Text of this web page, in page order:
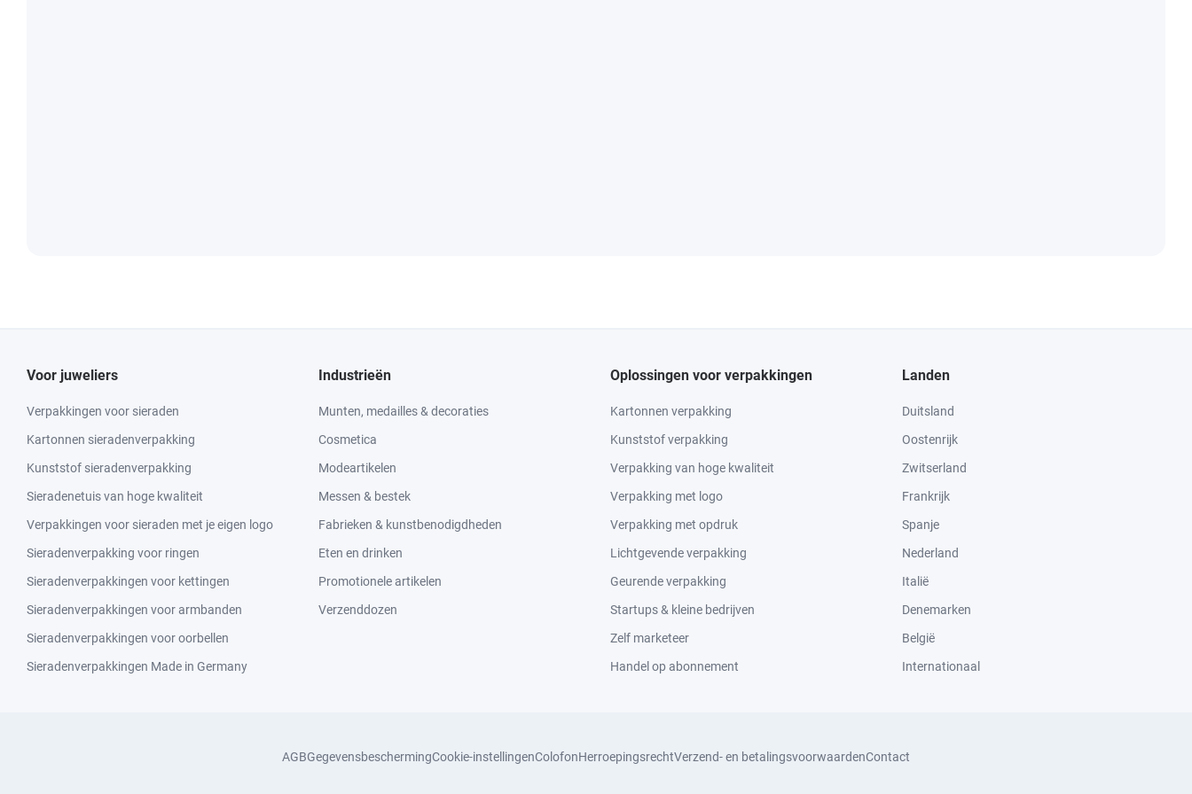
Voor juweliers
Verpakkingen voor sieraden
Kartonnen sieradenverpakking
Kunststof sieradenverpakking
Sieradenetuis van hoge kwaliteit
Verpakkingen voor sieraden met je eigen logo
Sieradenverpakking voor ringen
Sieradenverpakkingen voor kettingen
Sieradenverpakkingen voor armbanden
Sieradenverpakkingen voor oorbellen
Sieradenverpakkingen Made in Germany
Industrieën
Munten, medailles & decoraties
Cosmetica
Modeartikelen
Messen & bestek
Fabrieken & kunstbenodigdheden
Eten en drinken
Promotionele artikelen
Verzenddozen
Oplossingen voor verpakkingen
Kartonnen verpakking
Kunststof verpakking
Verpakking van hoge kwaliteit
Verpakking met logo
Verpakking met opdruk
Lichtgevende verpakking
Geurende verpakking
Startups & kleine bedrijven
Zelf marketeer
Handel op abonnement
Landen
Duitsland
Oostenrijk
Zwitserland
Frankrijk
Spanje
Nederland
Italië
Denemarken
België
Internationaal
AGBGegevensbeschermingCookie-instellingenColofonHerroepingsrechtVerzend- en betalingsvoorwaardenContact